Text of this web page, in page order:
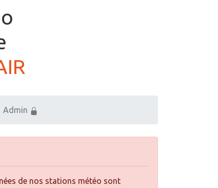
Admin
de nos stations météo sont